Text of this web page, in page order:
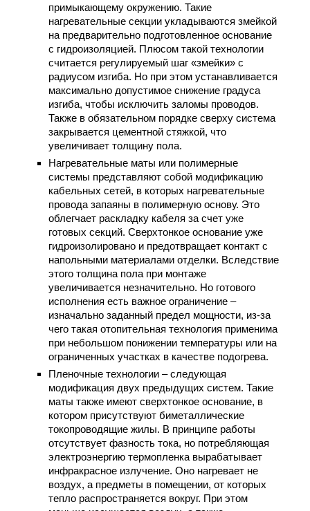
примыкающему окружению. Такие
нагревательные секции укладываются змейкой
на предварительно подготовленное основание
с гидроизоляцией. Плюсом такой технологии
считается регулируемый шаг «змейки» с
радиусом изгиба. Но при этом устанавливается
максимально допустимое снижение градуса
изгиба, чтобы исключить заломы проводов.
Также в обязательном порядке сверху система
закрывается цементной стяжкой, что
увеличивает толщину пола.
Нагревательные маты или полимерные
системы представляют собой модификацию
кабельных сетей, в которых нагревательные
провода запаяны в полимерную основу. Это
облегчает раскладку кабеля за счет уже
готовых секций. Сверхтонкое основание уже
гидроизолировано и предотвращает контакт с
напольными материалами отделки. Вследствие
этого толщина пола при монтаже
увеличивается незначительно. Но готового
исполнения есть важное ограничение –
изначально заданный предел мощности, из-за
чего такая отопительная технология применима
при небольшом понижении температуры или на
ограниченных участках в качестве подогрева.
Пленочные технологии – следующая
модификация двух предыдущих систем. Такие
маты также имеют сверхтонкое основание, в
котором присутствуют биметаллические
токопроводящие жилы. В принципе работы
отсутствует фазность тока, но потребляющая
электроэнергию термопленка вырабатывает
инфракрасное излучение. Оно нагревает не
воздух, а предметы в помещении, от которых
тепло распространяется вокруг. При этом